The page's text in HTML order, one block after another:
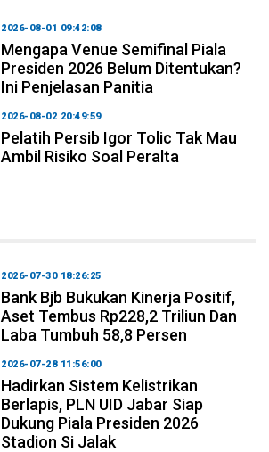
2026-08-01 09:42:08
Mengapa Venue Semifinal Piala
Presiden 2026 Belum Ditentukan?
Ini Penjelasan Panitia
2026-08-02 20:49:59
Pelatih Persib Igor Tolic Tak Mau
Ambil Risiko Soal Peralta
2026-07-30 18:26:25
Bank Bjb Bukukan Kinerja Positif,
Aset Tembus Rp228,2 Triliun Dan
Laba Tumbuh 58,8 Persen
2026-07-28 11:56:00
Hadirkan Sistem Kelistrikan
Berlapis, PLN UID Jabar Siap
Dukung Piala Presiden 2026
Stadion Si Jalak